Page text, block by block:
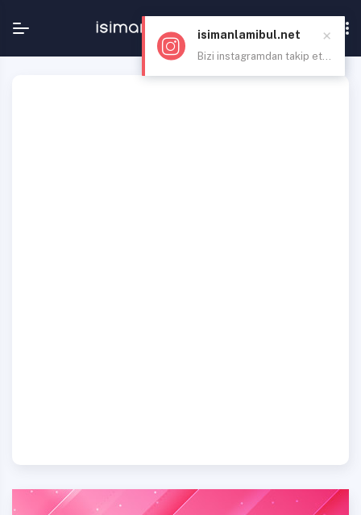
×
isimanlamibul.net
Bizi instagramdan takip et...